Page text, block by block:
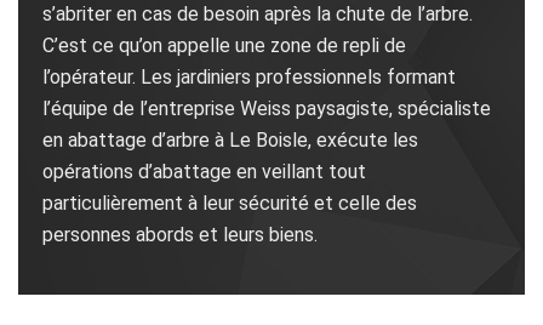
s’abriter en cas de besoin après la chute de l’arbre.
C’est ce qu’on appelle une zone de repli de
l’opérateur. Les jardiniers professionnels formant
l’équipe de l’entreprise Weiss paysagiste, spécialiste
en abattage d’arbre à Le Boisle, exécute les
opérations d’abattage en veillant tout
particulièrement à leur sécurité et celle des
personnes abords et leurs biens.